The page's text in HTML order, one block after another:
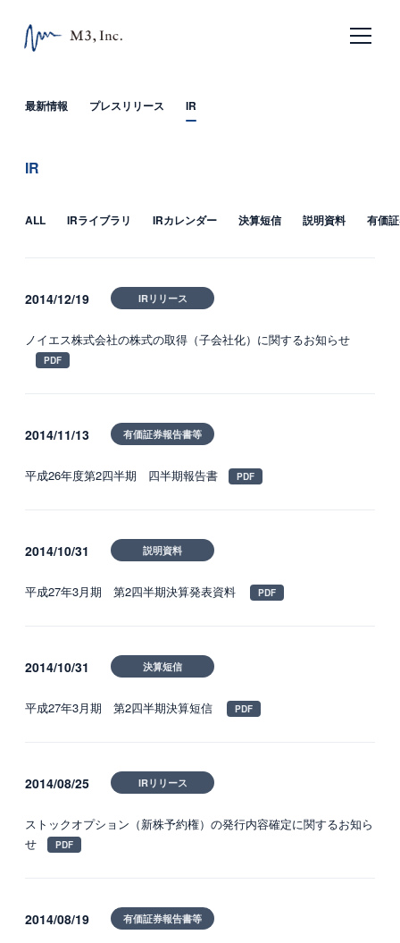
エムスリーの目指すもの
沿革
サービス
国内グループ会社
海外グループ会社
投資家情報・プレスリリース
IR
ESGへの取り組み
ガバナンス
環境
採用情報
中途採用
最新情報 プレスリリース IR
IR
ALL IRライブラリ IRカレンダー 決算短信 説明資料 有価
2014/12/19 IRリリース
ノイエス株式会社の株式の取得（子会社化）に関するお知らせ
2014/11/13 有価証券報告書等
平成26年度第2四半期 四半期報告書
2014/10/31 説明資料
平成27年3月期 第2四半期決算発表資料
2014/10/31 決算短信
平成27年3月期 第2四半期決算短信
2014/08/25 IRリリース
ストックオプション（新株予約権）の発行内容確定に関するお知ら
せ
2014/08/19 有価証券報告書等